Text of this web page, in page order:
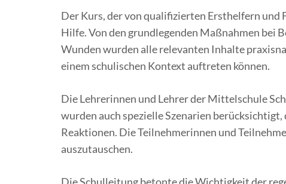
Der Kurs, der von qualifizierten Ersthelfern und
Hilfe. Von den grundlegenden Maßnahmen bei
Wunden wurden alle relevanten Inhalte
einem schulischen Kontext auftreten können.
Die Lehrerinnen und Lehrer der Mittelschule
wurden auch spezielle Szenarien
Reaktionen. Die Teilnehmerinnen und
auszutauschen.